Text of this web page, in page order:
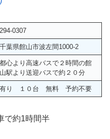
294-0307
千葉県館山市波左間1000-2
都心より高速バスで２時間の館
山駅より送迎バスで約２０分
有り １０台 無料 予約不要
で約1時間半